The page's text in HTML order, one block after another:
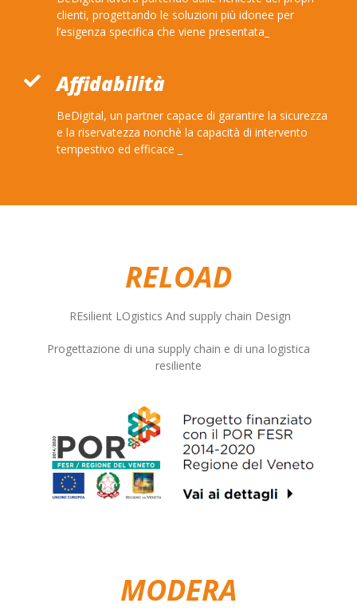
clienti, progettando le soluzioni più idonee per
l’esigenza specifica che viene presentata_
Affidabilità
BeDigital, un partner capace di garantire la sicurezza
e la riservatezza nonchè la capacità di intervento
tempestivo ed efficace _
RELOAD
REsilient LOgistics And supply chain Design
Progettazione di una supply chain e di una logistica
resiliente
MODERA